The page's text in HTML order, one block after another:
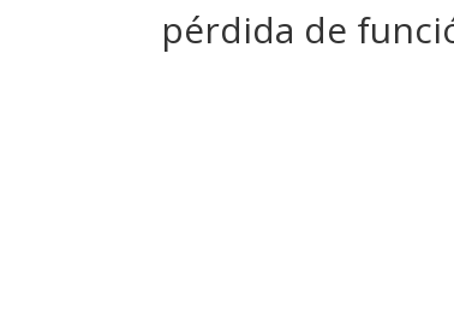
pérdida de